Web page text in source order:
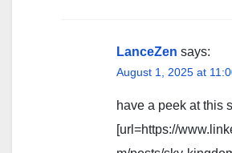
LanceZen says:
August 1, 2025 at
have a peek at this
[url=https://